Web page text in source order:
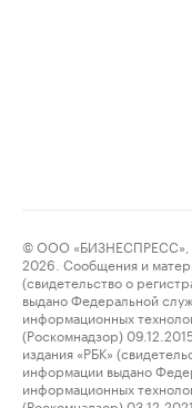
© ООО «БИЗНЕСПРЕСС»,
2026. Сообщения и
(свидетельство о
выдано Федеральной
информационных
(Роскомнадзор)
издания «РБК»
информации выдано
информационных